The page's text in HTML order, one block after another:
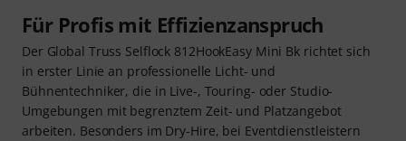
Für Profis mit Effizienzanspruch
Der Global Truss Selflock 812HookEasy Mini Bk richtet sich
in erster Linie an professionelle Licht- und
Bühnentechniker, die in Live-, Touring- oder Studio-
Umgebungen mit begrenztem Zeit- und Platzangebot
arbeiten. Besonders im Dry-Hire, bei Eventdienstleistern